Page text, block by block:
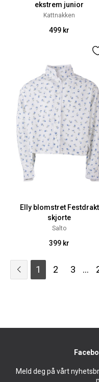
ekstrem junior
Kattnakken
499 kr
Elly blomstret Festdrakt
skjorte
Salto
399 kr
1 2 3 ...
Meld deg på vårt